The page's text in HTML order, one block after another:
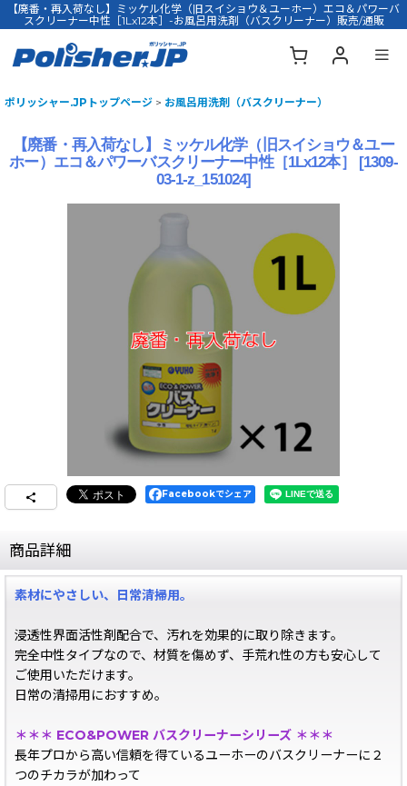
【廃番・再入荷なし】ミッケル化学（旧スイショウ＆ユーホー）エコ＆パワーバ
スクリーナー中性［1Lx12本］-お風呂用洗剤（バスクリーナー）販売/通販
ポリッシャー.JPトップページ > お風呂用洗剤（バスクリーナー）
【廃番・再入荷なし】ミッケル化学（旧スイショウ＆ユー
ホー）エコ＆パワーバスクリーナー中性［1Lx12本］
[1309-
03-1-z_151024]
Facebookでシェア
商品詳細
素材にやさしい、日常清掃用。
浸透性界面活性剤配合で、汚れを効果的に取り除きます。
完全中性タイプなので、材質を傷めず、手荒れ性の方も安心して
ご使用いただけます。
日常の清掃用におすすめ。
＊＊＊ ECO&POWER バスクリーナーシリーズ ＊＊＊
長年プロから高い信頼を得ているユーホーのバスクリーナーに２
つのチカラが加わって